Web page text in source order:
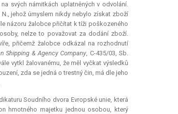
svých námitkách uplatněných v odvolání.
jehož úmyslem nikdy nebylo získat zboží
názoru žalobce přičítat k tíži poškozeného
nelze to považovat za dodání zboží.
přičemž žalobce odkázal na rozhodnutí
Shipping & Agency Company, C-435/03, Sb.
vytkl žalovanému, že měl vyčkat výsledků
zda se jedná o trestný čin, má dle jeho
Soudního dvora Evropské unie, která
hmotného majetku jednou osobou, který